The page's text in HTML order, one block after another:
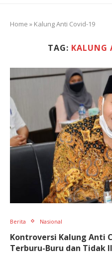
Home » Kalung Anti Covid-19
TAG: KALUNG
Berita Nasional
Kontroversi Kalung Anti
Terburu-Buru dan Tidak